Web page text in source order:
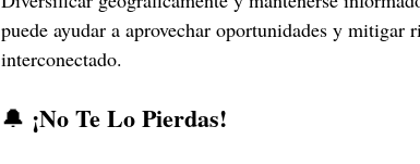
puede ayudar a aprovechar oportunidades y mitigar
interconectado.
🔔 ¡No Te Lo Pierdas!